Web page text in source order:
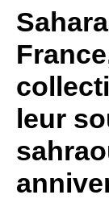
leur